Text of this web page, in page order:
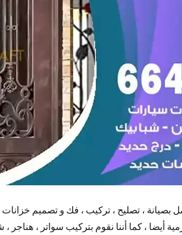
بصيانة ، تصليح ، تركيب ، فك و تصميم
أيضا ، كما أننا نقوم بتركيب سواتر ، هناجر